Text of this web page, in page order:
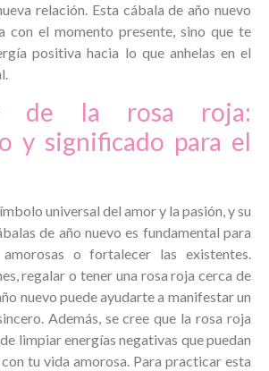
relación. Esta cábala de año nuevo
con el momento presente, sino que te
positiva hacia lo que anhelas en el
de la rosa roja:
y significado para el
universal del amor y la pasión, y su
de año nuevo es fundamental para
o fortalecer las existentes.
regalar o tener una rosa roja cerca de
nuevo puede ayudarte a manifestar un
Además, se cree que la rosa roja
limpiar energías negativas que puedan
tu vida amorosa. Para practicar esta